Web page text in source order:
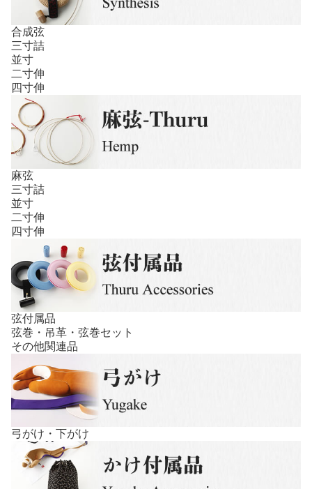
合成弦
三寸詰
並寸
二寸伸
四寸伸
麻弦
三寸詰
並寸
二寸伸
四寸伸
弦付属品
弦巻・吊革・弦巻セット
その他関連品
弓がけ・下がけ